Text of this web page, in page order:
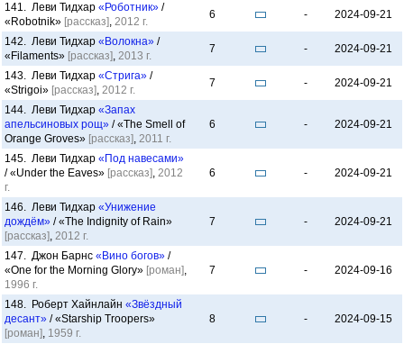
141. Леви Тидхар «Роботник» /
«Robotnik» [рассказ], 2012 г.
6 - 2024-09-21
142. Леви Тидхар «Волокна» /
«Filaments» [рассказ], 2013 г.
7 - 2024-09-21
143. Леви Тидхар «Стрига» /
«Strigoi» [рассказ], 2012 г.
7 - 2024-09-21
144. Леви Тидхар «Запах
апельсиновых рощ» / «The Smell of
Orange Groves» [рассказ], 2011 г.
6 - 2024-09-21
145. Леви Тидхар «Под навесами»
/ «Under the Eaves» [рассказ], 2012
г.
6 - 2024-09-21
146. Леви Тидхар «Унижение
дождём» / «The Indignity of Rain»
[рассказ], 2012 г.
7 - 2024-09-21
147. Джон Барнс «Вино богов» /
«One for the Morning Glory» [роман],
1996 г.
7 - 2024-09-16
148. Роберт Хайнлайн «Звёздный
десант» / «Starship Troopers»
[роман], 1959 г.
8 - 2024-09-15